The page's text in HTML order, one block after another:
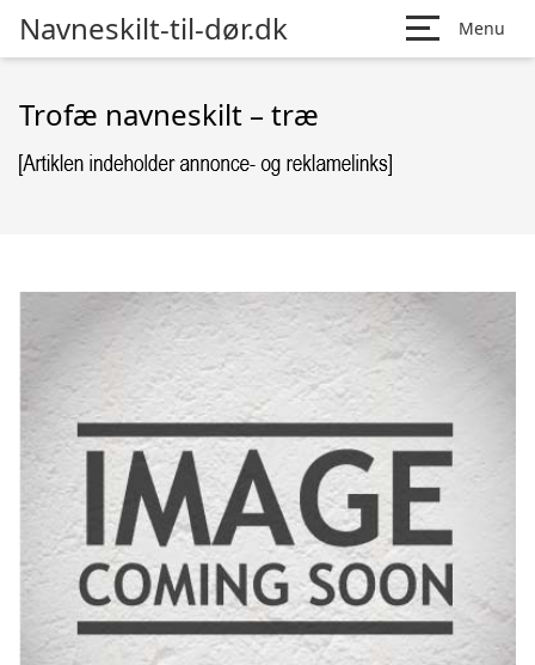
Navneskilt-til-dør.dk Menu
Trofæ navneskilt – træ